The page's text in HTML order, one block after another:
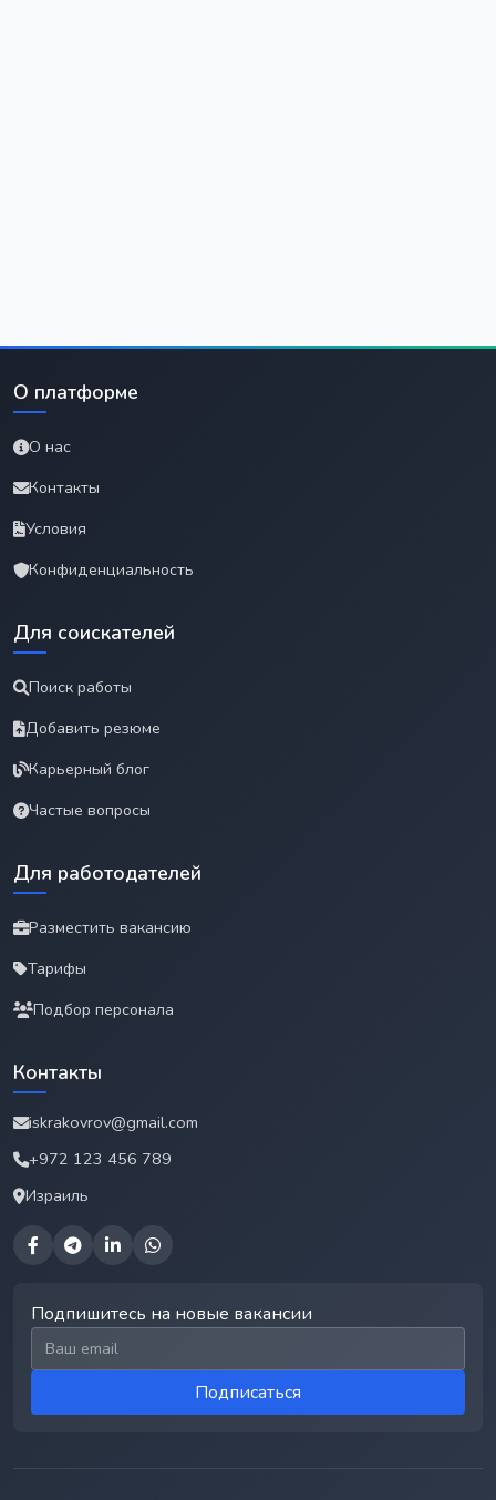
О платформе
О нас
Контакты
Условия
Конфиденциальность
Для соискателей
Поиск работы
Добавить резюме
Карьерный блог
Частые вопросы
Для работодателей
Разместить вакансию
Тарифы
Подбор персонала
Контакты
iskrakovrov@gmail.com
+972 123 456 789
Израиль
Подпишитесь на новые вакансии
Email для подписки
Подписаться